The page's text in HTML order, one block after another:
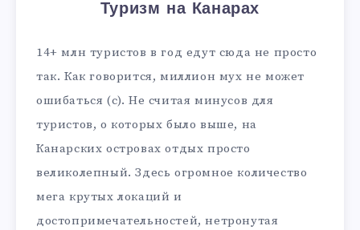
Туризм на Канарах
14+ млн туристов в год едут сюда не просто
так. Как говорится, миллион мух не может
ошибаться (с). Не считая минусов для
туристов, о которых было выше, на
Канарских островах отдых просто
великолепный. Здесь огромное количество
мега крутых локаций и
достопримечательностей, нетронутая